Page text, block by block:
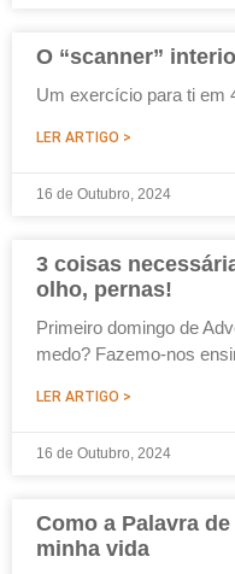
O “scanner”
Um exercício para ti em
LER ARTIGO >
16 de Outubro, 2024
3 coisas
olho, pernas!
Primeiro domingo de
medo? Fazemo-nos
LER ARTIGO >
16 de Outubro, 2024
Como a Palavra
minha vida